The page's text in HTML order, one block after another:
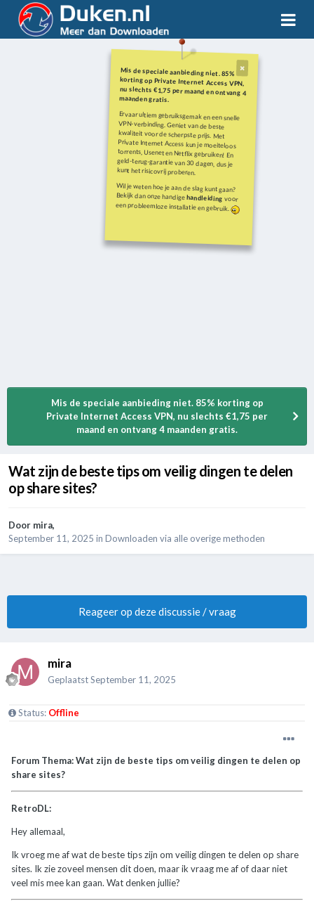
Mis de speciale aanbieding niet. 85%
korting op Private Internet Access VPN,
nu slechts €1,75 per maand en ontvang 4
maanden gratis.
Ervaar ultiem gebruiksgemak en een snelle
VPN-verbinding. Geniet van de beste
kwaliteit voor de scherpste prijs. Met
Private Internet Access kun je moeiteloos
torrents, Usenet en Netflix gebruiken! En
geld-terug-garantie van 30 dagen, dus je
kunt het risicovrij proberen.
Wil je weten hoe je aan de slag kunt gaan?
Bekijk dan onze handigehandleiding voor
een probleemloze installatie en gebruik.
Mis de speciale aanbieding niet. 85% korting op
Private Internet Access VPN, nu slechts €1,75 per
maand en ontvang 4 maanden gratis.
Wat zijn de beste tips om veilig dingen te delen
op share sites?
Door mira,
September 11, 2025 in Downloaden via alle overige methoden
Reageer op deze discussie / vraag
mira
GeplaatstSeptember 11, 2025
Status: Offline
Forum Thema: Wat zijn de beste tips om veilig dingen te delen op
share sites?
RetroDL:
Hey allemaal,
Ik vroeg me af wat de beste tips zijn om veilig dingen te delen op share
sites. Ik zie zoveel mensen dit doen, maar ik vraag me af of daar niet
veel mis mee kan gaan. Wat denken jullie?